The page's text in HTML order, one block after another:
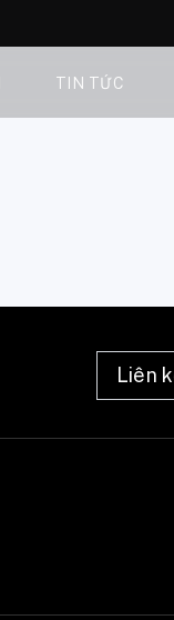
TIN TỨC